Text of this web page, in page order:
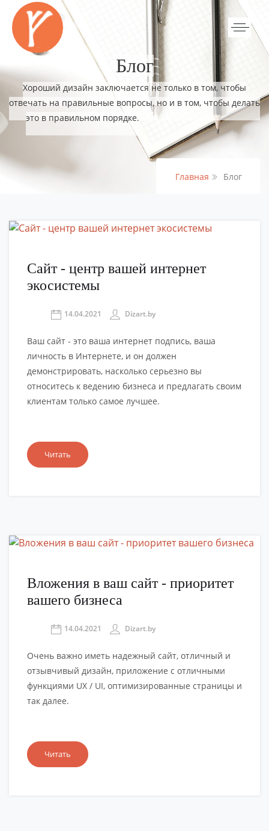
Блог
Хороший дизайн заключается не только в том, чтобы
отвечать на правильные вопросы, но и в том, чтобы делать
это в правильном порядке.
Главная Блог
Сайт - центр вашей интернет
экосистемы
14.04.2021 Dizart.by
Ваш сайт - это ваша интернет подпись, ваша
личность в Интернете, и он должен
демонстрировать, насколько серьезно вы
относитесь к ведению бизнеса и предлагать своим
клиентам только самое лучшее.
Читать
Вложения в ваш сайт - приоритет
вашего бизнеса
14.04.2021 Dizart.by
Очень важно иметь надежный сайт, отличный и
отзывчивый дизайн, приложение с отличными
функциями UX / UI, оптимизированные страницы и
так далее.
Читать